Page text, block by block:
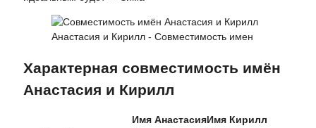
Анастасия и Кирилл - Совместимость имен
Характерная совместимость имён
Анастасия и Кирилл
Имя АнастасияИмя Кирилл